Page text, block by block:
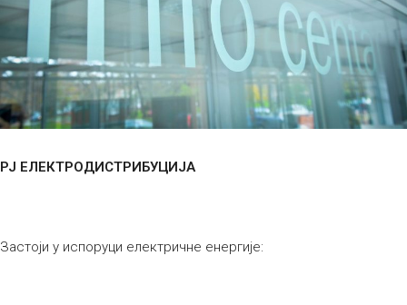
РЈ ЕЛЕКТРОДИСТРИБУЦИЈА
Застоји у испоруци електричне енергије: